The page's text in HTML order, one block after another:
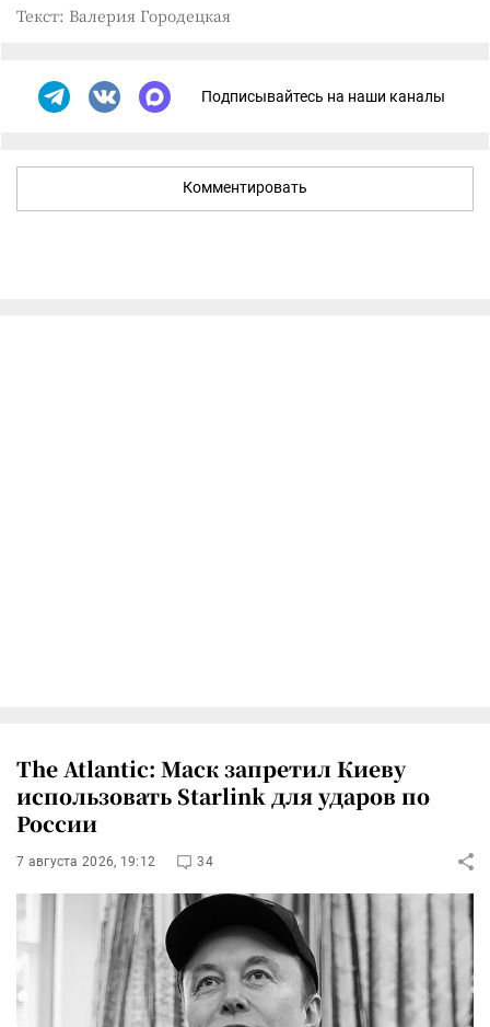
Текст: Валерия Городецкая
Подписывайтесь на наши каналы
Комментировать
The Atlantic: Маск запретил Киеву
использовать Starlink для ударов по
России
7 августа 2026, 19:12 34